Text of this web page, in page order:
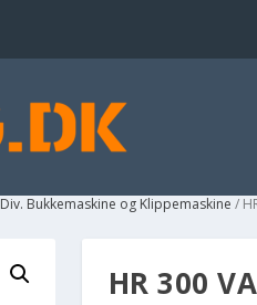
Div. Bukkemaskine og Klippemaskine /
HR 300